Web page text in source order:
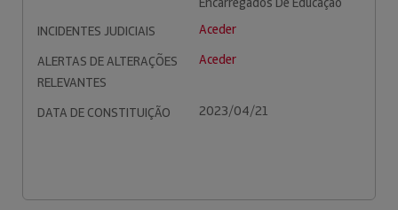
INCIDENTES JUDICIAIS
Aceder
ALERTAS DE ALTERAÇÕES
RELEVANTES
Aceder
DATA DE CONSTITUIÇÃO 2023/04/21